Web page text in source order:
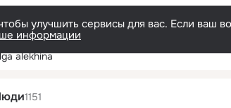
улучшить сервисы для вас. Если ваш
информации
alekhina
1151